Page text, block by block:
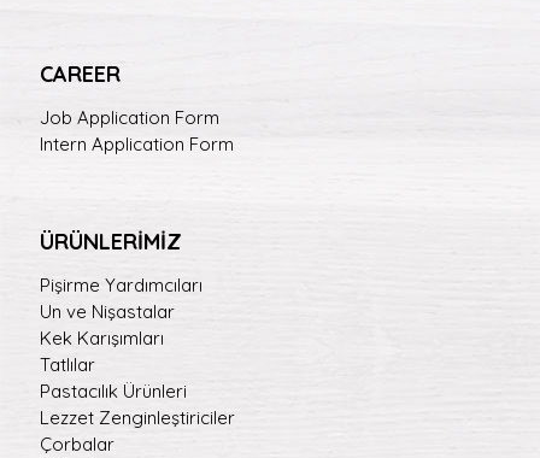
CAREER
Job Application Form
Intern Application Form
ÜRÜNLERİMİZ
Pişirme Yardımcıları
Un ve Nişastalar
Kek Karışımları
Tatlılar
Pastacılık Ürünleri
Lezzet Zenginleştiriciler
Çorbalar